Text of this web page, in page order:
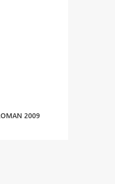
2009